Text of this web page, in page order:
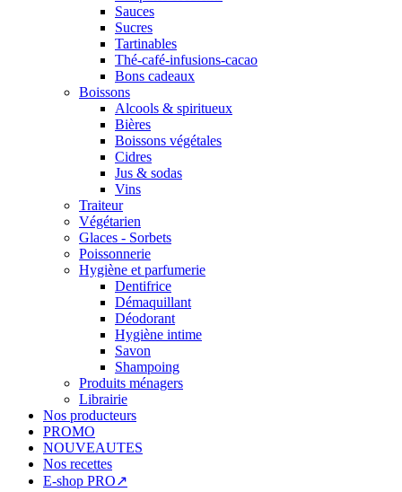
Sauces
Sucres
Tartinables
Thé-café-infusions-cacao
Bons cadeaux
Boissons
Alcools & spiritueux
Bières
Boissons végétales
Cidres
Jus & sodas
Vins
Traiteur
Végétarien
Glaces - Sorbets
Poissonnerie
Hygiène et parfumerie
Dentifrice
Démaquillant
Déodorant
Hygiène intime
Savon
Shampoing
Produits ménagers
Librairie
Nos producteurs
PROMO
NOUVEAUTES
Nos recettes
E-shop PRO↗